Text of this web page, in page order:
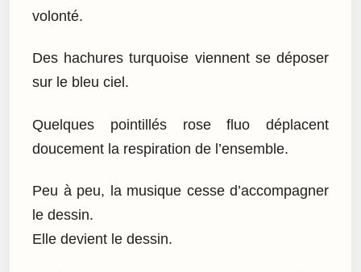
volonté.
Des hachures turquoise viennent se déposer
sur le bleu ciel.
Quelques pointillés rose fluo déplacent
doucement la respiration de l’ensemble.
Peu à peu, la musique cesse d’accompagner
le dessin.
Elle devient le dessin.